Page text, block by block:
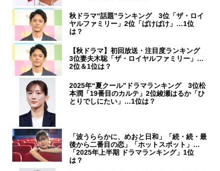
秋ドラマ“話題”ランキング 3位「ザ・ロイ
ヤルファミリー」2位「ばけばけ」…1位
は？
【秋ドラマ】初回放送・注目度ランキング
3位妻夫木聡「ザ・ロイヤルファミリー」…
2位＆1位は？
2025年“夏クール”ドラマランキング 3位松
本潤「19番目のカルテ」2位綾瀬はるか「ひ
とりでしにたい」…1位は？
「波うららかに、めおと日和」「続・続・最
後から二番目の恋」「ホットスポット」…
「2025年上半期 ドラマランキング」1位
は？